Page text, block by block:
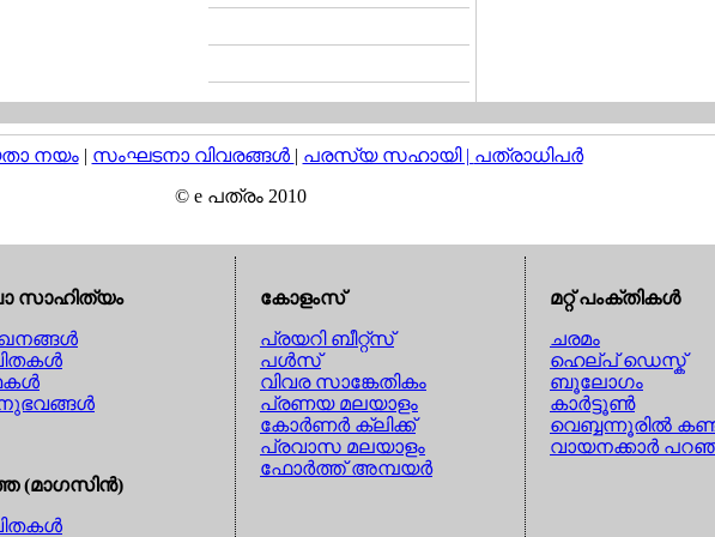
നയം| സംഘടനാ വിവരങ്ങള്‍ | പരസ്യ സഹായി | പത്രാധിപര്‍
© e പത്രം 2010
സാഹിത്യം
(മാഗസിന്‍)
കോളംസ്
പ്രയറി ബീറ്റ്സ്
പള്‍സ്
വിവര സാങ്കേതികം
പ്രണയ മലയാളം
കോര്‍ണര്‍ ക്ലിക്ക്
പ്രവാസ മലയാളം
ഫോര്‍ത്ത് അമ്പയര്‍
മറ്റ് പംക്തികള്‍
ചരമം
ഹെല്പ് ഡെസ്ക്
ബൂലോഗം
കാര്‍ട്ടൂണ്‍
വെബ്ബന്നൂരില്‍
വായനക്കാര്‍